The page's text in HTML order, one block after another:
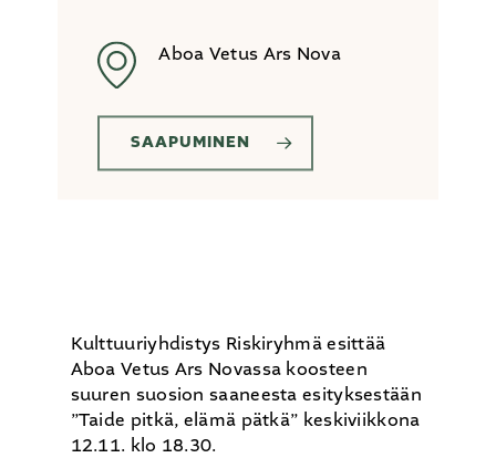
Aboa Vetus Ars Nova
SAAPUMINEN
Kulttuuriyhdistys Riskiryhmä esittää
Aboa Vetus Ars Novassa koosteen
suuren suosion saaneesta esityksestään
”Taide pitkä, elämä pätkä” keskiviikkona
12.11. klo 18.30.